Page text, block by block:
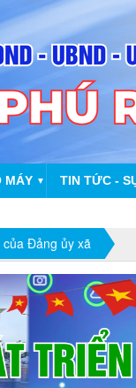
MÁY ▼ TIN TỨC -
của Đảng ủy xã